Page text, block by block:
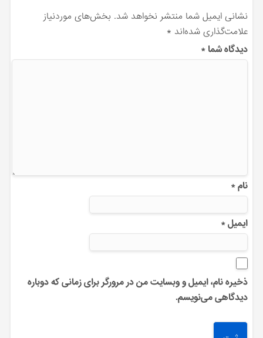
نشانی ایمیل شما منتشر نخواهد شد. بخش‌های موردنیاز
علامت‌گذاری شده‌اند *
دیدگاه شما*
نام*
ایمیل*
ذخیره نام، ایمیل و وبسایت من در مرورگر برای زمانی که دوباره
دیدگاهی می‌نویسم.